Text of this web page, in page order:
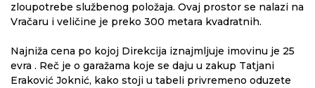
zloupotrebe službenog položaja. Ovaj prostor se nalazi na
Vračaru i veličine je preko 300 metara kvadratnih.
Najniža cena po kojoj Direkcija iznajmljuje imovinu je 25
evra . Reč je o garažama koje se daju u zakup Tatjani
Eraković Joknić, kako stoji u tabeli privremeno oduzete